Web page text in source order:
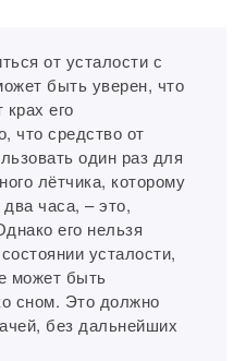
от усталости с
быть уверен, что
крах его
что средство от
один раз для
лётчика, которому
часа, – это,
его нельзя
усталости,
может быть
сном. Это должно
без дальнейших